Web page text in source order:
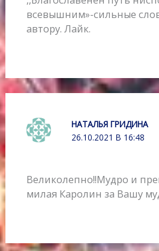
всевышним»-сильные
автору. Лайк.
НАТАЛЬЯ ГРИДИНА
26.10.2021 В 16:48
Великолепно!!Мудро и
милая Каролин за Вашу